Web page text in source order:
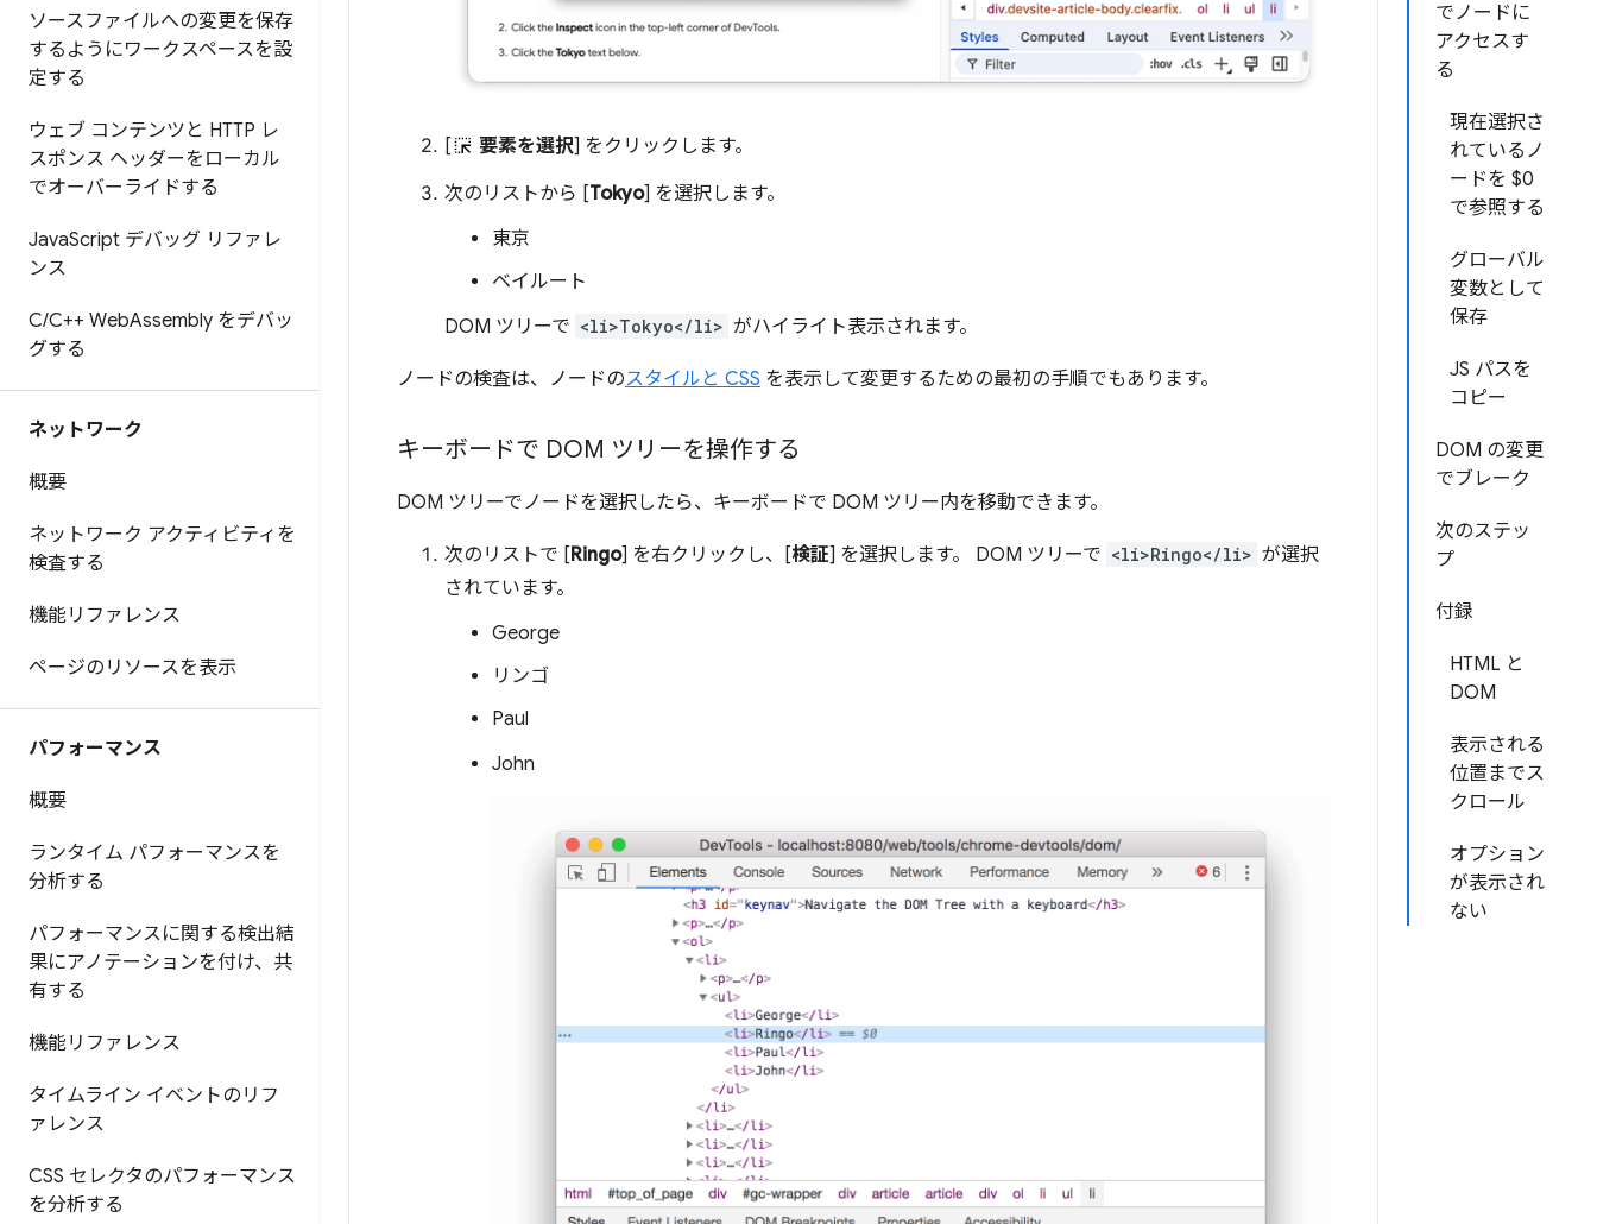
ソースファイルへの変更を保存
するようにワークスペースを設
定する
ウェブ コンテンツと HTTP レ
スポンス ヘッダーをローカル
でオーバーライドする
JavaScript デバッグ リファレ
ンス
C/C++ WebAssembly をデバッ
グする
ネットワーク
概要
ネットワーク アクティビティを
検査する
機能リファレンス
ページのリソースを表示
パフォーマンス
概要
ランタイム パフォーマンスを
分析する
パフォーマンスに関する検出結
果にアノテーションを付け、共
有する
機能リファレンス
タイムライン イベントのリフ
ァレンス
CSS セレクタのパフォーマンス
を分析する
でノードに
アクセスす
る
現在選択さ
れているノ
ードを $0
で参照する
グローバル
変数として
保存
JS パスを
コピー
DOM の変更
でブレーク
次のステッ
プ
付録
HTML と
DOM
表示される
位置までス
クロール
オプション
が表示され
ない
[ 要素を選択] をクリックします。
次のリストから [Tokyo] を選択します。
東京
ベイルート
DOM ツリーで <li>Tokyo</li> がハイライト表示されます。
ノードの検査は、ノードのスタイルと CSS を表示して変更するための最初の手順でもあります。
キーボードで DOM ツリーを操作する
DOM ツリーでノードを選択したら、キーボードで DOM ツリー内を移動できます。
次のリストで [Ringo] を右クリックし、[検証] を選択します。 DOM ツリーで <li>Ringo</li> が選択
されています。
George
リンゴ
Paul
John